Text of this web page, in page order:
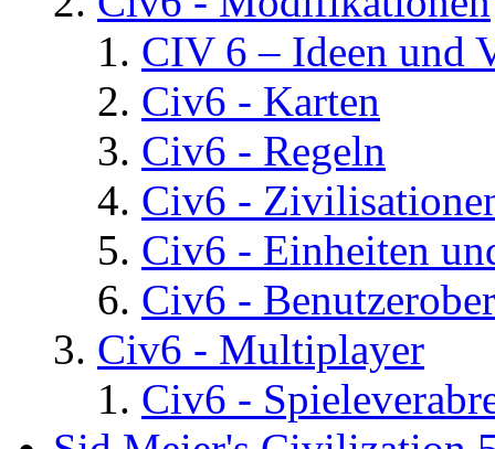
CIV 6 – Ideen und
Civ6 - Karten
Civ6 - Regeln
Civ6 -
Civ6 - Einheiten
Civ6 -
Civ6 - Multiplayer
Civ6 -